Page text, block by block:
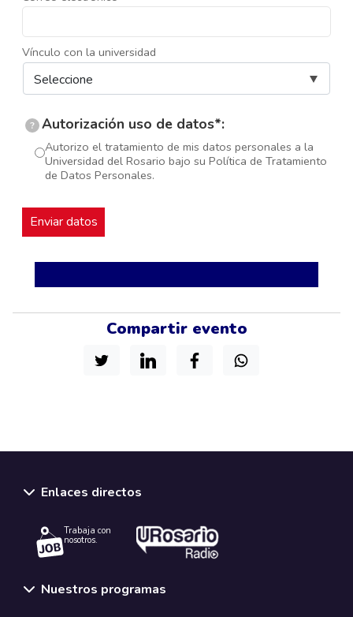
Vínculo con la universidad
? Autorización uso de datos*:
Autorizo el tratamiento de mis datos personales a la
Universidad del Rosario bajo su Política de Tratamiento
de Datos Personales.
Compartir evento
Enlaces directos
Trabaja con
nosotros.
Nuestros programas